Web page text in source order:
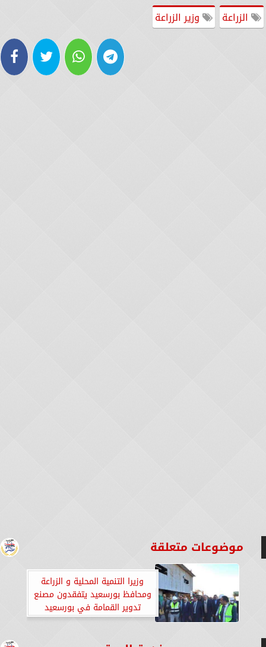
الزراعة
وزير الزراعة
موضوعات متعلقة
وزيرا التنمية المحلية و الزراعة
ومحافظ بورسعيد يتفقدون مصنع
تدوير القمامة في بورسعيد